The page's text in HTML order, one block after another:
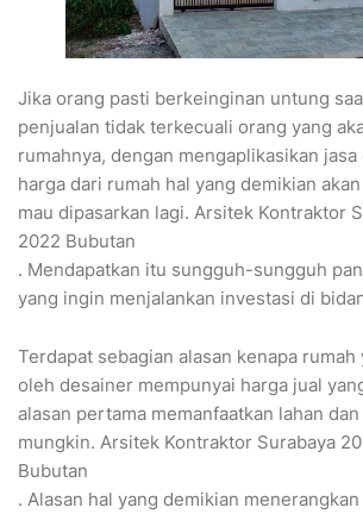
Jika orang pasti berkeinginan untung
penjualan tidak terkecuali orang yang
rumahnya, dengan mengaplikasikan
harga dari rumah hal yang demikian
mau dipasarkan lagi. Arsitek Kontraktor
2022 Bubutan
. Mendapatkan itu sungguh-sungguh
yang ingin menjalankan investasi di
Terdapat sebagian alasan kenapa rumah
oleh desainer mempunyai harga jual
alasan pertama memanfaatkan lahan
mungkin. Arsitek Kontraktor Surabaya
Bubutan
. Alasan hal yang demikian